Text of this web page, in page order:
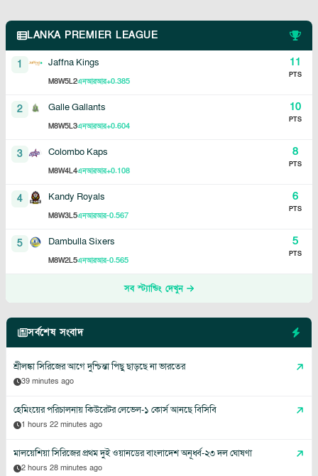
LANKA PREMIER LEAGUE
1 Jaffna Kings
M8W5L2এনআরআর+0.385
11
PTS
2 Galle Gallants
M8W5L3এনআরআর+0.604
10
PTS
3 Colombo Kaps
M8W4L4এনআরআর+0.108
8
PTS
4 Kandy Royals
M8W3L5এনআরআর-0.567
6
PTS
5 Dambulla Sixers
M8W2L5এনআরআর-0.565
5
PTS
সব স্ট্যান্ডিং দেখুন
সর্বশেষ সংবাদ
শ্রীলঙ্কা সিরিজের আগে দুশ্চিন্তা পিছু ছাড়ছে না ভারতের
39 minutes ago
হেমিংয়ের পরিচালনায় কিউরেটর লেভেল-১ কোর্স আনছে বিসিবি
1 hours 22 minutes ago
মালয়েশিয়া সিরিজের প্রথম দুই ওয়ানডের বাংলাদেশ অনূর্ধ্ব-২৩ দল ঘোষণা
2 hours 28 minutes ago